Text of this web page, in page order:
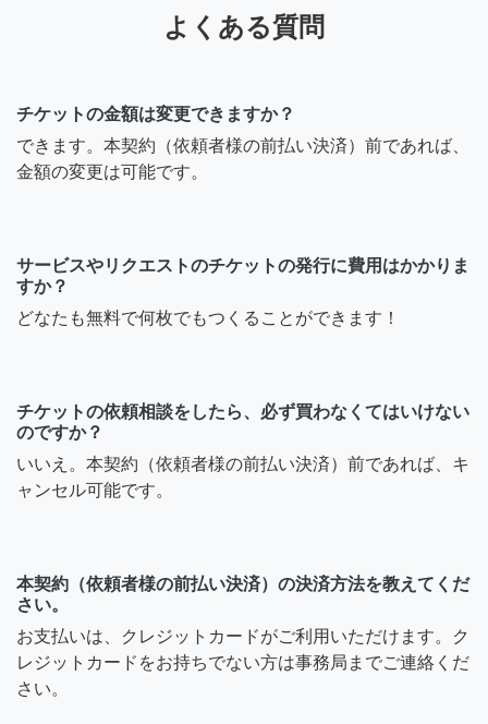
よくある質問
チケットの金額は変更できますか？
できます。本契約（依頼者様の前払い決済）前であれば、
金額の変更は可能です。
サービスやリクエストのチケットの発行に費用はかかりま
すか？
どなたも無料で何枚でもつくることができます！
チケットの依頼相談をしたら、必ず買わなくてはいけない
のですか？
いいえ。本契約（依頼者様の前払い決済）前であれば、キ
ャンセル可能です。
本契約（依頼者様の前払い決済）の決済方法を教えてくだ
さい。
お支払いは、クレジットカードがご利用いただけます。ク
レジットカードをお持ちでない方は事務局までご連絡くだ
さい。